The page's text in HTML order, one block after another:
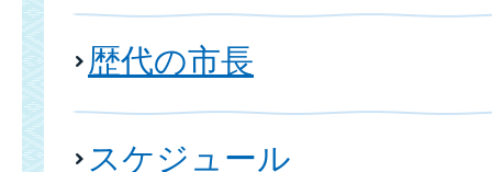
歴代の市長
スケジュール